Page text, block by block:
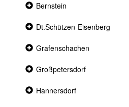
Collapsed
Bernstein
Collapsed
Dt.Schützen-Eisenberg
Collapsed
Grafenschachen
Collapsed
section
Großpetersdorf
Collapsed
Hannersdorf